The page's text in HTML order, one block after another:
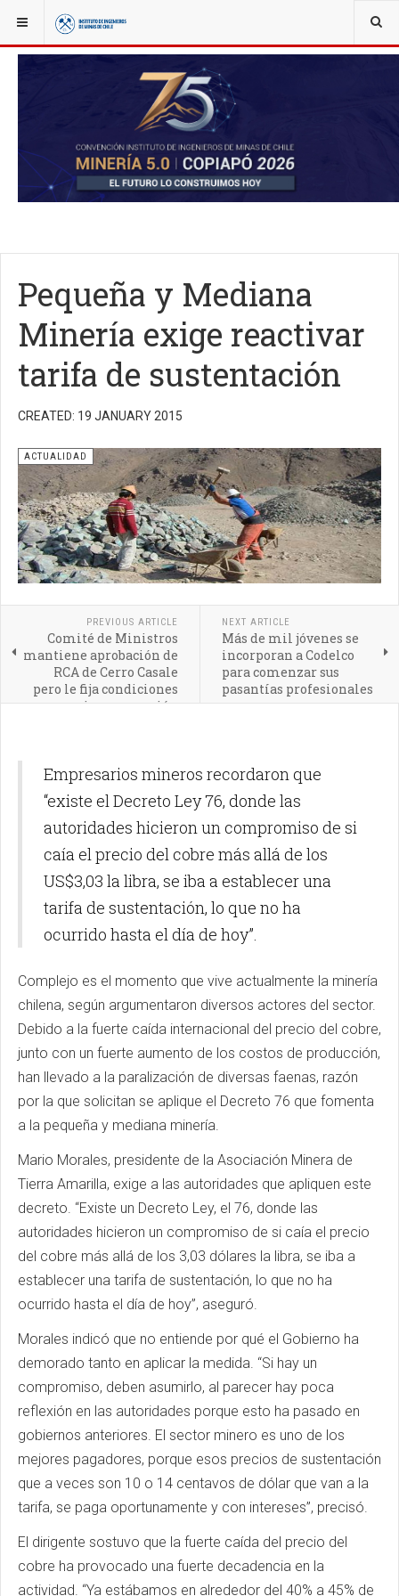
YOU ARE HERE: NOTICIAS
Pequeña y Mediana
Minería exige reactivar
tarifa de sustentación
CREATED: 19 JANUARY 2015
ACTUALIDAD
PREVIOUS ARTICLE
Comité de Ministros
mantiene aprobación de
RCA de Cerro Casale
pero le fija condiciones
previas a operación
NEXT ARTICLE
Más de mil jóvenes se
incorporan a Codelco
para comenzar sus
pasantías profesionales
Empresarios mineros recordaron que
“existe el Decreto Ley 76, donde las
autoridades hicieron un compromiso de si
caía el precio del cobre más allá de los
US$3,03 la libra, se iba a establecer una
tarifa de sustentación, lo que no ha
ocurrido hasta el día de hoy”.
Complejo es el momento que vive actualmente la minería
chilena, según argumentaron diversos actores del sector.
Debido a la fuerte caída internacional del precio del cobre,
junto con un fuerte aumento de los costos de producción,
han llevado a la paralización de diversas faenas, razón
por la que solicitan se aplique el Decreto 76 que fomenta
a la pequeña y mediana minería.
Mario Morales, presidente de la Asociación Minera de
Tierra Amarilla, exige a las autoridades que apliquen este
decreto. “Existe un Decreto Ley, el 76, donde las
autoridades hicieron un compromiso de si caía el precio
del cobre más allá de los 3,03 dólares la libra, se iba a
establecer una tarifa de sustentación, lo que no ha
ocurrido hasta el día de hoy”, aseguró.
Morales indicó que no entiende por qué el Gobierno ha
demorado tanto en aplicar la medida. “Si hay un
compromiso, deben asumirlo, al parecer hay poca
reflexión en las autoridades porque esto ha pasado en
gobiernos anteriores. El sector minero es uno de los
mejores pagadores, porque esos precios de sustentación
que a veces son 10 o 14 centavos de dólar que van a la
tarifa, se paga oportunamente y con intereses”, precisó.
El dirigente sostuvo que la fuerte caída del precio del
cobre ha provocado una fuerte decadencia en la
actividad. “Ya estábamos en alrededor del 40% a 45% de